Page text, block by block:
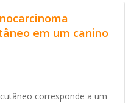
em um canino
corresponde a um